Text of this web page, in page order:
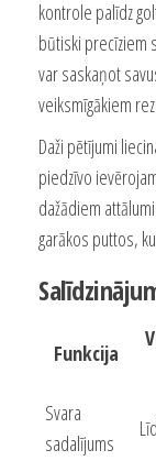
kontrole palīdz
būtiski precīziem
var saskaņot
veiksmīgākiem
Daži pētījumi
piedzīvo
dažādiem
garākos puttos,
Funkcija
Svara
sadalījums